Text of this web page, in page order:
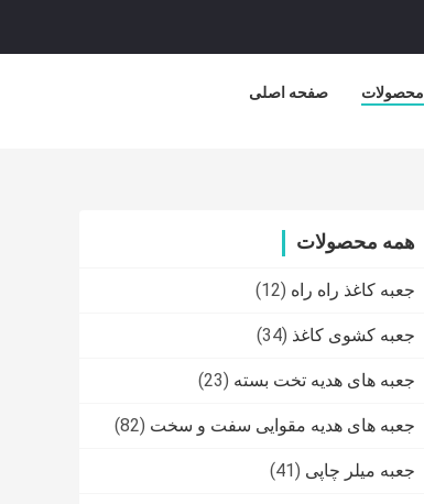
صفحه اصلی محصولات
همه محصولات
جعبه کاغذ راه راه (12)
جعبه کشوی کاغذ (34)
جعبه های هدیه تخت بسته (23)
جعبه های هدیه مقوایی سفت و سخت (82)
جعبه میلر چاپی (41)